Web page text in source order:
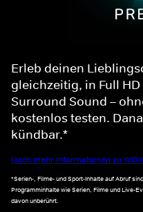
Erleb deinen
gleichzeitig, in Full
Surround Sound –
kostenlos testen.
kündbar.*
Noch mehr Informationen zu
*Serien-, Filme- und Sport-Inhalte auf Abruf
Programminhalte wie Serien, Filme und Live-
davon unberührt.